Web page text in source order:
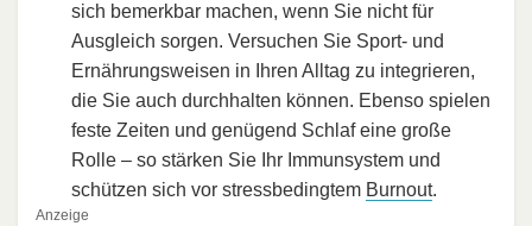
sich bemerkbar machen, wenn Sie nicht für
Ausgleich sorgen. Versuchen Sie Sport- und
Ernährungsweisen in Ihren Alltag zu integrieren,
die Sie auch durchhalten können. Ebenso spielen
feste Zeiten und genügend Schlaf eine große
Rolle – so stärken Sie Ihr Immunsystem und
schützen sich vor stressbedingtem Burnout.
Anzeige